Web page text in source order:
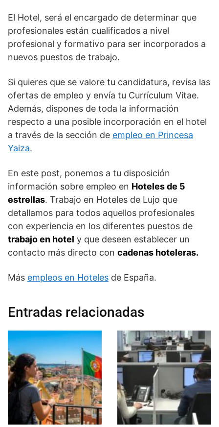
El Hotel, será el encargado de determinar que
profesionales están cualificados a nivel
profesional y formativo para ser incorporados a
nuevos puestos de trabajo.
Si quieres que se valore tu candidatura, revisa las
ofertas de empleo y envía tu Currículum Vitae.
Además, dispones de toda la información
respecto a una posible incorporación en el hotel
a través de la sección de empleo en Princesa
Yaiza.
En este post, ponemos a tu disposición
información sobre empleo en Hoteles de 5
estrellas. Trabajo en Hoteles de Lujo que
detallamos para todos aquellos profesionales
con experiencia en los diferentes puestos de
trabajo en hotel y que deseen establecer un
contacto más directo con cadenas hoteleras.
Más empleos en Hoteles de España.
Entradas relacionadas